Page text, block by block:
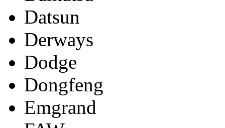
Datsun
Derways
Dodge
Dongfeng
Emgrand